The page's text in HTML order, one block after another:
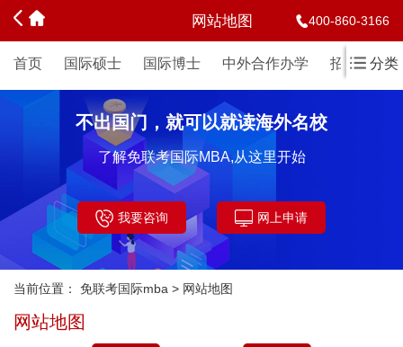
网站地图 400-860-3166
首页 国际硕士 国际博士 中外合作办学 招生简章
分类
不出国门，就可以就读海外名校
了解免联考国际MBA,从这里开始
我要咨询 网上申请
当前位置： 免联考国际mba > 网站地图
网站地图